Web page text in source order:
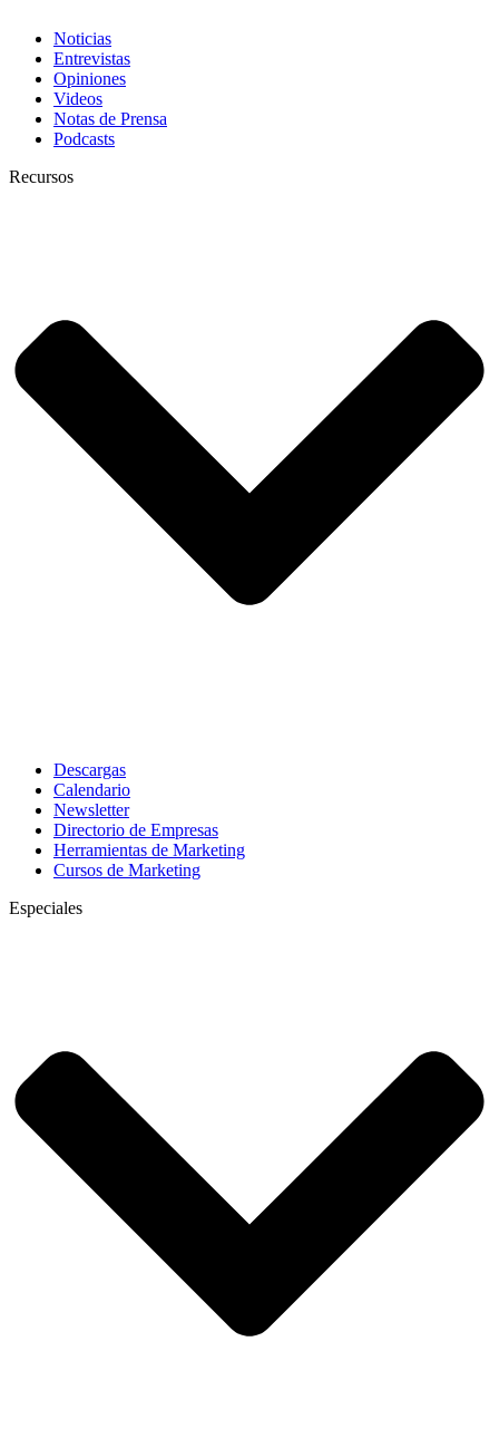
Noticias
Entrevistas
Opiniones
Videos
Notas de Prensa
Podcasts
Recursos
Descargas
Calendario
Newsletter
Directorio de Empresas
Herramientas de Marketing
Cursos de Marketing
Especiales